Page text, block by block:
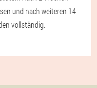
und nach weiteren 14
vollständig.